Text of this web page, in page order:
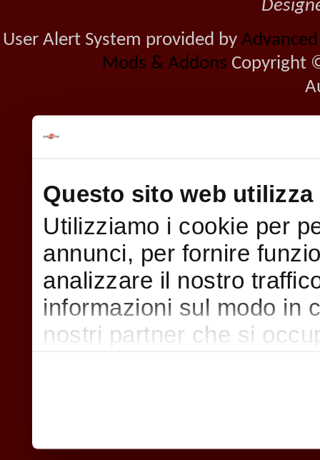
Questo sito web utilizza
Utilizziamo i cookie per
annunci, per fornire
analizzare il nostro
informazioni sul modo in
nostri partner che si
nostri cookie se
User Alert System provided by
Mods & Addons Copyright